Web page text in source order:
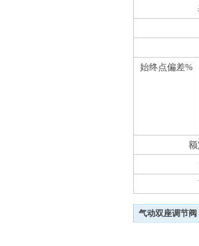
始终点偏差%
气动双座调节阀